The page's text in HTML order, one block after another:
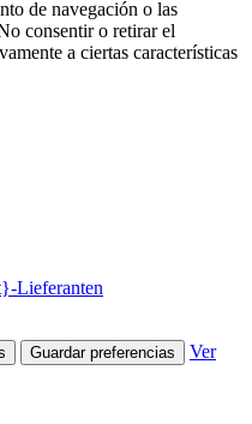
de navegación o las
consentir o retirar el
a ciertas características
Lieferanten
Guardar preferencias
Ver